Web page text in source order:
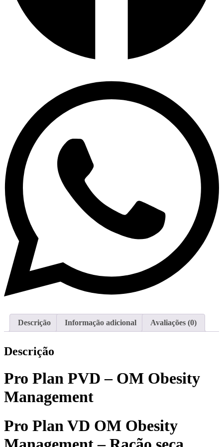
Descrição Informação adicional Avaliações (0)
Descrição
Pro Plan PVD – OM Obesity
Management
Pro Plan VD OM Obesity